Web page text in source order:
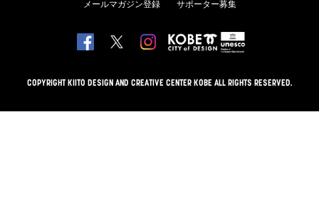
メールマガジン登録 サポーター募集
COPYRIGHT KIITO DESIGN AND CREATIVE CENTER KOBE ALL RIGHTS RESERVED.